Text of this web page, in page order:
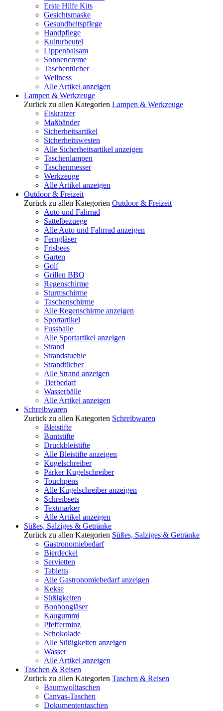
Erste Hilfe Kits
Gesichtsmaske
Gesundheitspflege
Handpflege
Kulturbeutel
Lippenbalsam
Sonnencreme
Taschentücher
Wellness
Alle Artikel anzeigen
Lampen & Werkzeuge
Zurück zu allen Kategorien Lampen & Werkzeuge
Eiskratzer
Maßbänder
Sicherheitsartikel
Sicherheitswesten
Alle Sicherheitsartikel anzeigen
Taschenlampen
Taschenmesser
Werkzeuge
Alle Artikel anzeigen
Outdoor & Freizeit
Zurück zu allen Kategorien Outdoor & Freizeit
Auto und Fahrrad
Sattelbezuege
Alle Auto und Fahrrad anzeigen
Ferngläser
Frisbees
Garten
Golf
Grillen BBQ
Regenschirme
Sturmschirme
Taschenschirme
Alle Regenschirme anzeigen
Sportartikel
Fussballe
Alle Sportartikel anzeigen
Strand
Strandstuehle
Strandtücher
Alle Strand anzeigen
Tierbedarf
Wasserbälle
Alle Artikel anzeigen
Schreibwaren
Zurück zu allen Kategorien Schreibwaren
Bleistifte
Buntstifte
Druckbleistifte
Alle Bleistifte anzeigen
Kugelschreiber
Parker Kugelschreiber
Touchpens
Alle Kugelschreiber anzeigen
Schreibsets
Textmarker
Alle Artikel anzeigen
Süßes, Salziges & Getränke
Zurück zu allen Kategorien Süßes, Salziges & Getränke
Gastronomiebedarf
Bierdeckel
Servietten
Tabletts
Alle Gastronomiebedarf anzeigen
Kekse
Süßigkeiten
Bonbongläser
Kaugummi
Pfefferminz
Schokolade
Alle Süßigkeiten anzeigen
Wasser
Alle Artikel anzeigen
Taschen & Reisen
Zurück zu allen Kategorien Taschen & Reisen
Baumwolltaschen
Canvas-Taschen
Dokumententaschen